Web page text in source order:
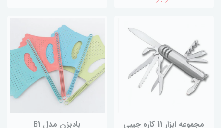
مجموعه ابزار 11 کاره جیبی
بادبزن مدل B1